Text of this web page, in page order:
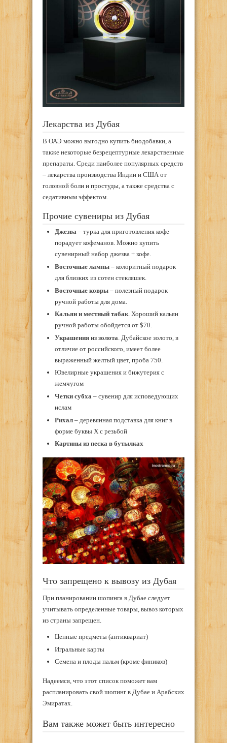
Лекарства из Дубая
В ОАЭ можно выгодно купить биодобавки, а
также некоторые безрецептурные лекарственные
препараты. Среди наиболее популярных средств
– лекарства производства Индии и США от
головной боли и простуды, а также средства с
седативным эффектом.
Прочие сувениры из Дубая
Джезва– турка для приготовления кофе
порадует кофеманов. Можно купить
сувенирный набор джезва + кофе.
Восточные лампы– колоритный подарок
для близких из сотен стекляшек.
Восточные ковры– полезный подарок
ручной работы для дома.
Кальян и местный табак. Хороший кальян
ручной работы обойдется от $70.
Украшения из золота . Дубайское золото, в
отличие от российского, имеет более
выраженный желтый цвет, проба 750.
Ювелирные украшения и бижутерия с
жемчугом
Четки субха– сувенир для исповедующих
ислам
Рихал– деревянная подставка для книг в
форме буквы Х с резьбой
Картины из песка в бутылках
Что запрещено к вывозу из Дубая
При планировании шопинга в Дубае следует
учитывать определенные товары, вывоз которых
из страны запрещен.
Ценные предметы (антиквариат)
Игральные карты
Семена и плоды пальм (кроме фиников)
Надеемся, что этот список поможет вам
распланировать свой шопинг в Дубае и Арабских
Эмиратах.
Вам также может быть интересно